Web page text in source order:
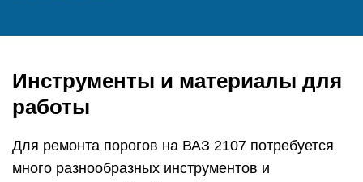
Инструменты и материалы для
работы
Для ремонта порогов на ВАЗ 2107 потребуется
много разнообразных инструментов и